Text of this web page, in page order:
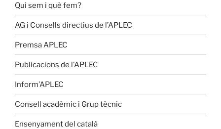
Qui sem i què fem?
AG i Consells directius de l’APLEC
Premsa APLEC
Publicacions de l’APLEC
Inform’APLEC
Consell acadèmic i Grup tècnic
Ensenyament del català